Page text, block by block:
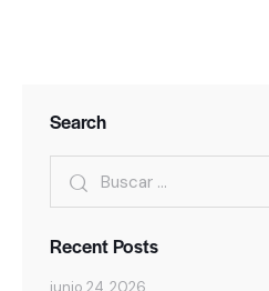
Search
Recent Posts